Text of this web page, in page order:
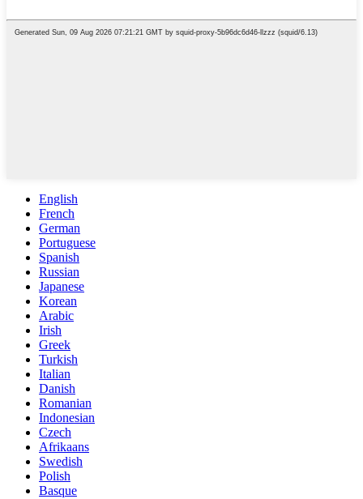
English
French
German
Portuguese
Spanish
Russian
Japanese
Korean
Arabic
Irish
Greek
Turkish
Italian
Danish
Romanian
Indonesian
Czech
Afrikaans
Swedish
Polish
Basque